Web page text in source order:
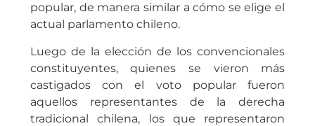
popular, de manera similar a cómo se elige el
actual parlamento chileno.
Luego de la elección de los convencionales
constituyentes, quienes se vieron más
castigados con el voto popular fueron
aquellos representantes de la derecha
tradicional chilena, los que representaron